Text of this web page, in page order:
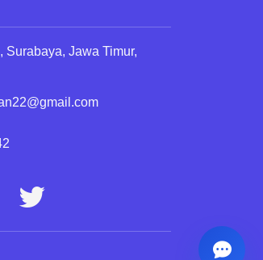
Surabaya, Jawa Timur,